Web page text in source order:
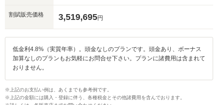
割賦販売価格 3,519,695円
低金利4.8%（実質年率）。頭金なしのプランです。頭金あり、ボーナス
加算なしのプランもお気軽にお問合せ下さい。プランに諸費用は含まれて
おりません。
※上記のお支払い例は、あくまでも参考例です。
※上記の金額には購入・登録に伴う、各種税金とその他諸費用を含んでおります。
※次回問い合わせをする際に自動入力されます